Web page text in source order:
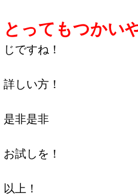
とってもつかい
じですね！
詳しい方！
是非是非
お試しを！
以上！